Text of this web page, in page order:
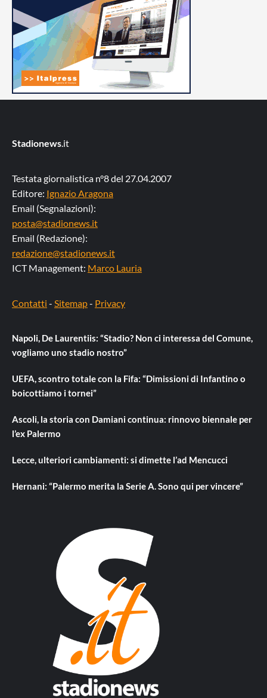
Stadionews.it
Testata giornalistica n°8 del 27.04.2007
Editore: Ignazio Aragona
Email (Segnalazioni):
posta@stadionews.it
Email (Redazione):
redazione@stadionews.it
ICT Management: Marco Lauria
Contatti - Sitemap- Privacy
Napoli, De Laurentiis: “Stadio? Non ci interessa del Comune,
vogliamo uno stadio nostro”
UEFA, scontro totale con la Fifa: “Dimissioni di Infantino o
boicottiamo i tornei”
Ascoli, la storia con Damiani continua: rinnovo biennale per
l’ex Palermo
Lecce, ulteriori cambiamenti: si dimette l’ad Mencucci
Hernani: “Palermo merita la Serie A. Sono qui per vincere”